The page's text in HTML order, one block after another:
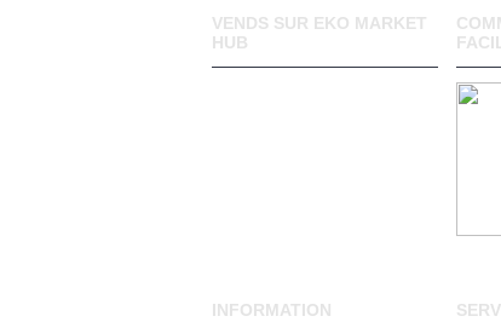
VENDS SUR EKO MARKET
HUB
INFORMATION